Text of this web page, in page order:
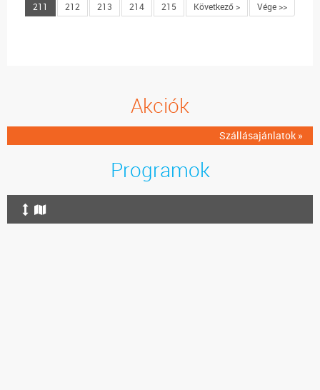
211 212 213 214 215 Következő > Vége >>
Akciók
Szállásajánlatok »
Programok